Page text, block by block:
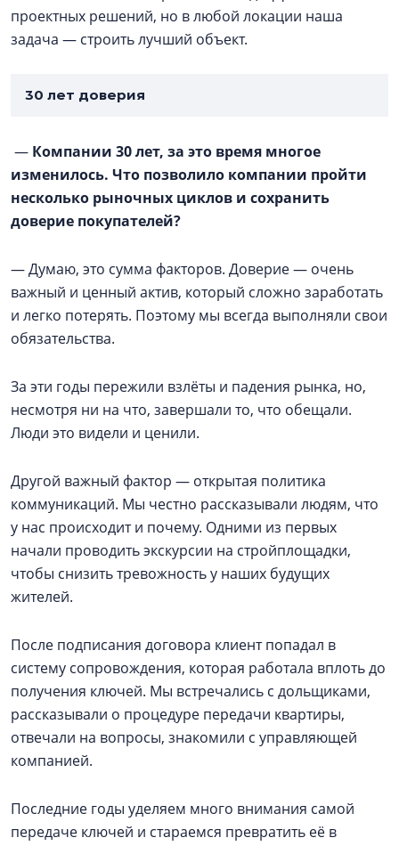
проектных решений, но в любой локации наша
задача — строить лучший объект.
30 лет доверия
— Компании 30 лет, за это время многое
изменилось. Что позволило компании пройти
несколько рыночных циклов и сохранить
доверие покупателей?
— Думаю, это сумма факторов. Доверие — очень
важный и ценный актив, который сложно заработать
и легко потерять. Поэтому мы всегда выполняли свои
обязательства.
За эти годы пережили взлёты и падения рынка, но,
несмотря ни на что, завершали то, что обещали.
Люди это видели и ценили.
Другой важный фактор — открытая политика
коммуникаций. Мы честно рассказывали людям, что
у нас происходит и почему. Одними из первых
начали проводить экскурсии на стройплощадки,
чтобы снизить тревожность у наших будущих
жителей.
После подписания договора клиент попадал в
систему сопровождения, которая работала вплоть до
получения ключей. Мы встречались с дольщиками,
рассказывали о процедуре передачи квартиры,
отвечали на вопросы, знакомили с управляющей
компанией.
Последние годы уделяем много внимания самой
передаче ключей и стараемся превратить её в